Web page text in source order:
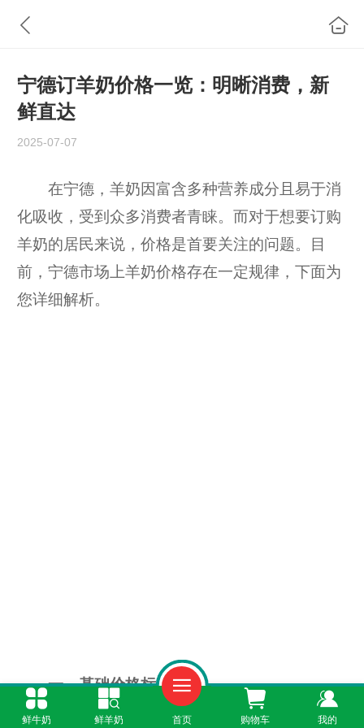
宁德订羊奶价格一览：明晰消费，新
鲜直达
2025-07-07
在宁德，羊奶因富含多种营养成分且易于消
化吸收，受到众多消费者青睐。而对于想要订购
羊奶的居民来说，价格是首要关注的问题。目
前，宁德市场上羊奶价格存在一定规律，下面为
您详细解析。
一、基础价格标准
鲜牛奶 鲜羊奶 首页 购物车 我的